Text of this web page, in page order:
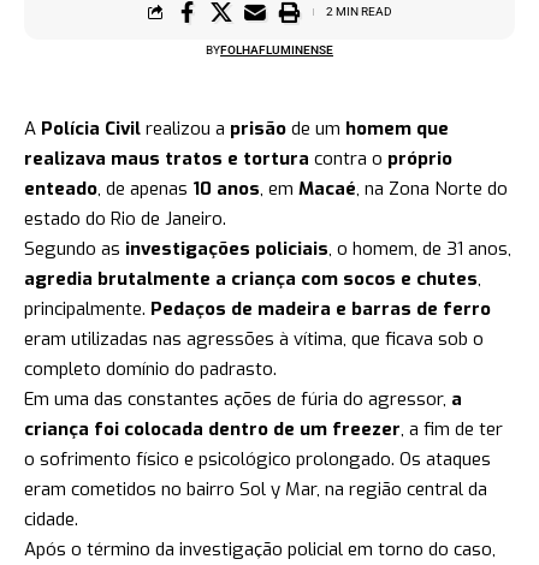
BYFOLHAFLUMINENSE
2 MIN READ
A Polícia Civil realizou a prisão de um homem que
realizava maus tratos e tortura contra o próprio
enteado, de apenas 10 anos, em Macaé, na Zona Norte do
estado do Rio de Janeiro.
Segundo as investigações policiais, o homem, de 31 anos,
agredia brutalmente a criança com socos e chutes,
principalmente. Pedaços de madeira e barras de ferro
eram utilizadas nas agressões à vítima, que ficava sob o
completo domínio do padrasto.
Em uma das constantes ações de fúria do agressor, a
criança foi colocada dentro de um freezer, a fim de ter
o sofrimento físico e psicológico prolongado. Os ataques
eram cometidos no bairro Sol y Mar, na região central da
cidade.
Após o término da investigação policial em torno do caso,